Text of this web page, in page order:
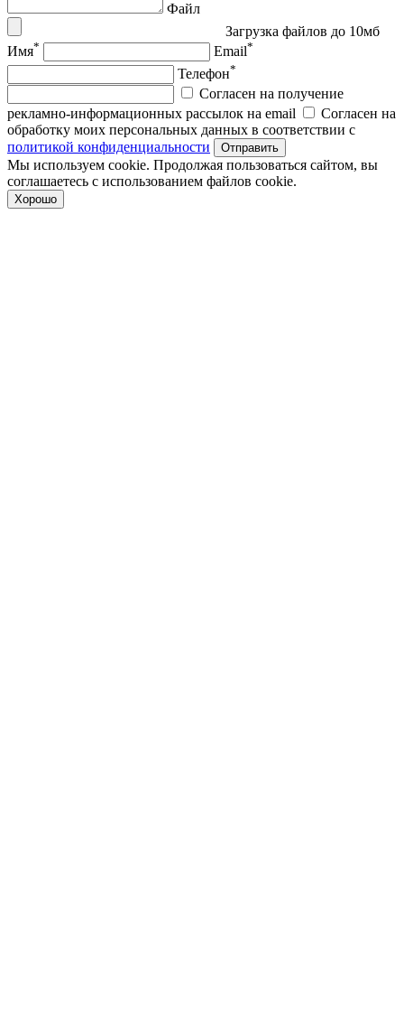
Файл
Загрузка файлов до 10мб
Имя* Email*
Телефон*
Согласен на получение
рекламно-информационных рассылок на email
Согласен на
обработку моих персональных данных в соответствии с
политикой конфиденциальности
Отправить
Мы используем cookie. Продолжая пользоваться сайтом, вы
соглашаетесь с использованием файлов cookie.
Хорошо